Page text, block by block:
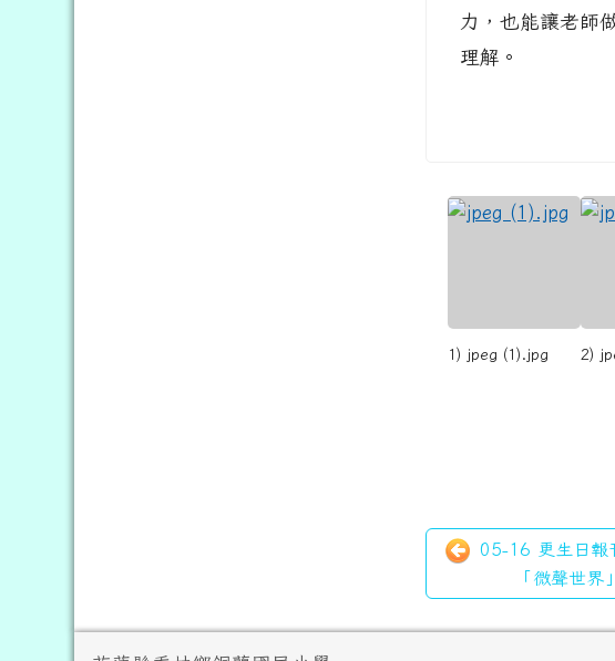
力，也能讓老師
理解。
1) jpeg (1).jpg 2)
05-16 更生日報
「微聲世界